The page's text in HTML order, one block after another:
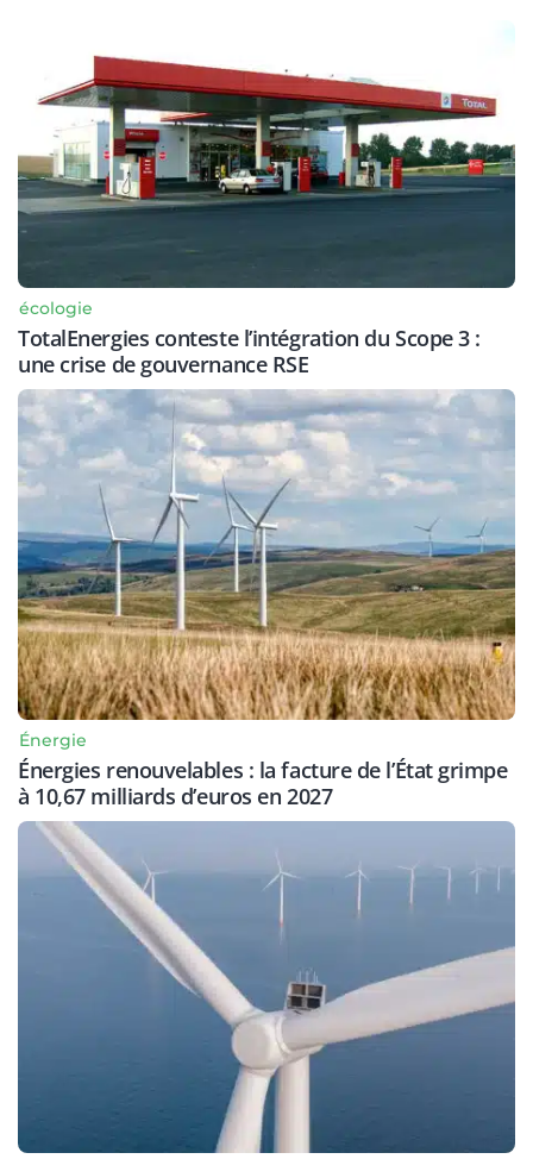
écologie
TotalEnergies conteste l’intégration du Scope 3 :
une crise de gouvernance RSE
Énergie
Énergies renouvelables : la facture de l’État grimpe
à 10,67 milliards d’euros en 2027